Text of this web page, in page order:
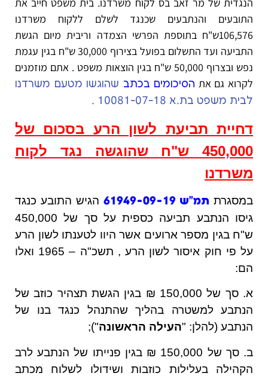
הנגדית של מר זאב בס לקוח משרדנו. בית משפט חייב את
התובעים והנתבעים שכנגד לשלם ללקוח משרדנו
106,576ש"ח בתוספת הפרשי הצמדה וריבית מיום הגשת
התביעה ועד התשלום בפועל בצירוף 30,000 ש"ח בגין עגמת
נפש ובצרוף 50,000 ש"ח בגין הוצאות משפט . אתם מוזמנים
לקרוא גם את הסיכומים בכתבשהוגשו מטעם משרדנו
לבית משפט בת.א 10081-07-18 .
דחיית תביעת לשון הרע בסכום של
450,000 ש"ח שהוגשה נגד לקוח
משרדנו
במסגרת תמ"ש 61949-09-19
הגיש התובע כנגד
גיסו הנתבע תביעה כספית על סך של 450,000
ש"ח בגין מספר ארועים אשר היוו לטענתו לשון הרע
על פי חוק איסור לשון הרע , תשכ"ה – 1965 ואלו
הם:
א. סך של 150,000 ₪ בגין הגשת תצהיר כוזב של
הנתבע למשטרה בהליך שהתנהל כנגד בנו של
הנתבע (להלן: "העילה הראשונה");
ב. סך של 150,000 ₪ בגין פנייתו של הנתבע לרב
הקהילה בעלילות כוזבות ושידולו לשלוח מכתב